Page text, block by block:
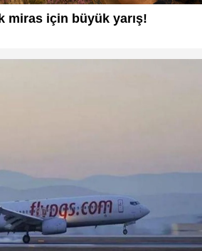
miras için büyük yarış!